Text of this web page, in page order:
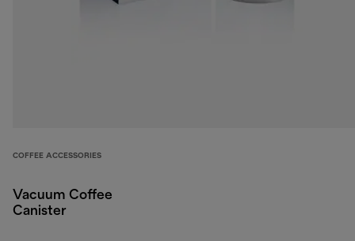
COFFEE ACCESSORIES
Vacuum Coffee
Canister